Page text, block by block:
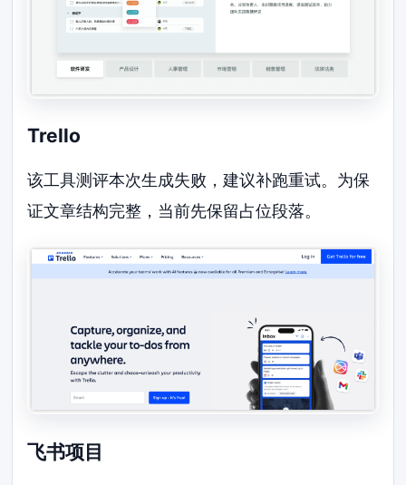
Trello
该工具测评本次生成失败，建议补跑重试。为保
证文章结构完整，当前先保留占位段落。
飞书项目